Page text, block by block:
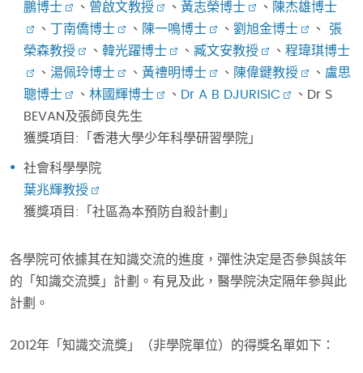
鵬博士
、 曾啟文教授 、 黃志榮博士 、 陳杰雄博士
、
丁南僑博士 、 陳一鳴博士 、 劉旭金博士 、 張
榮森教授
、 韓光躍博士 、 臧文安教授 、 程瑋琪博士
、 湯佩玲博士 、 黃禮明博士 、 陳偉鍵教授 、 盧思
聰博士
、 林國輝博士 、 Dr A B DJURISIC
、Dr S
BEVAN及張師良先生
獲獎項目:「香港大學少年科學研習學院」
社會科學學院
葉兆輝教授
獲獎項目:「社區為本預防自殺計劃」
各學院可依據其在知識交流的進度，彈性決定是否參與該年
的「知識交流獎」計劃。有見及此，醫學院決定隔年參與此
計劃。
2012年「知識交流獎」（非學院單位）的得獎名單如下：